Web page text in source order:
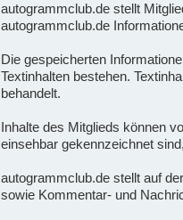
autogrammclub.de stellt
autogrammclub.de
Die gespeicherten
Textinhalten bestehen.
behandelt.
Inhalte des Mitglieds können
einsehbar gekennzeichnet
autogrammclub.de stellt auf
sowie Kommentar- und